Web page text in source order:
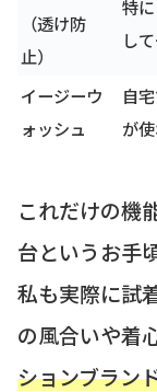
（透け防
止）
特
し
イージーウ
ォッシュ
自
が
これだけの機
台というお手
私も実際に試
の風合いや着
ションブラン